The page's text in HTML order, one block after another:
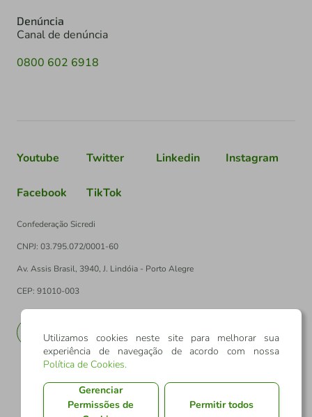
Denúncia
Canal de denúncia
0800 602 6918
Youtube Twitter Linkedin Instagram
Facebook TikTok
Confederação Sicredi
CNPJ: 03.795.072/0001-60
Av. Assis Brasil, 3940, J. Lindóia - Porto Alegre
CEP: 91010-003
Utilizamos cookies neste site para melhorar sua
experiência de navegação de acordo com nossa
Política de Cookies.
Gerenciar
Permissões de
Permitir todos